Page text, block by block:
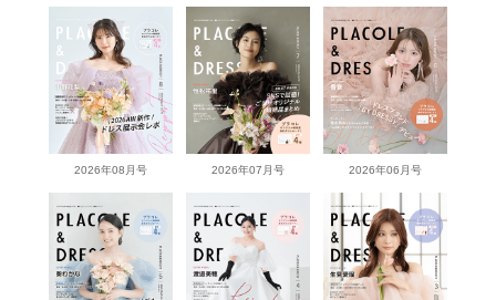
2026年08月号 2026年07月号 2026年06月号